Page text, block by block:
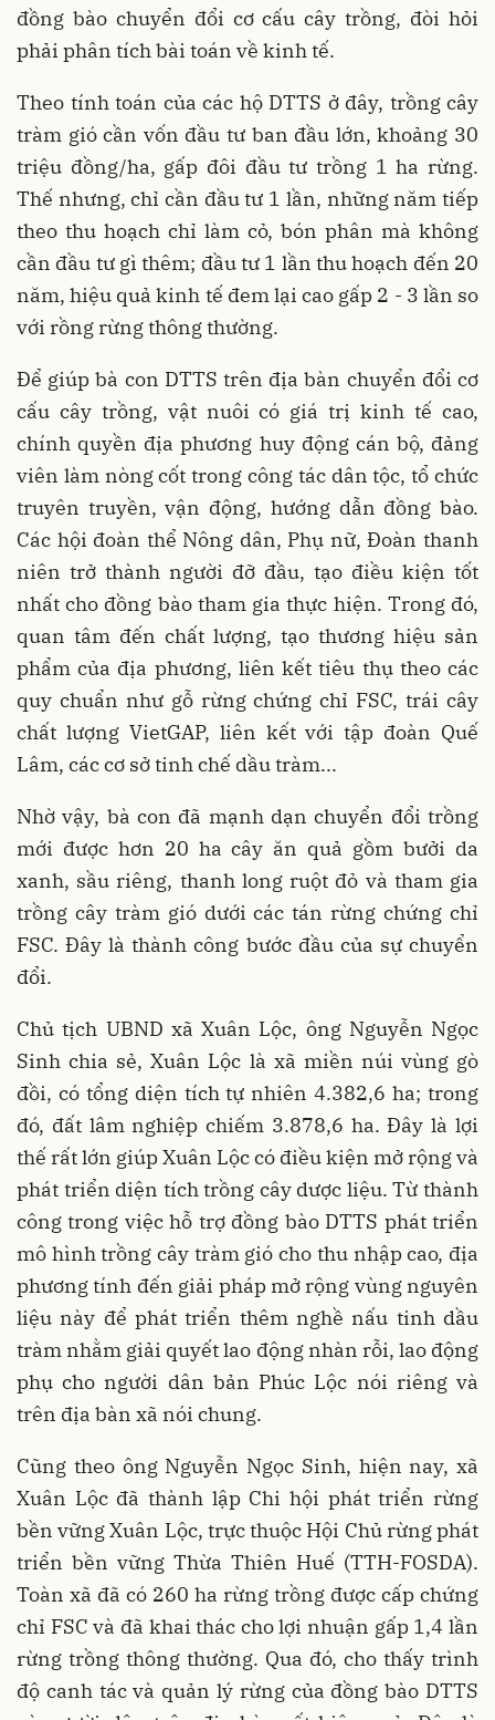
đồng bào chuyển đổi cơ cấu cây trồng, đòi hỏi
phải phân tích bài toán về kinh tế.
Theo tính toán của các hộ DTTS ở đây, trồng cây
tràm gió cần vốn đầu tư ban đầu lớn, khoảng 30
triệu đồng/ha, gấp đôi đầu tư trồng 1 ha rừng.
Thế nhưng, chỉ cần đầu tư 1 lần, những năm tiếp
theo thu hoạch chỉ làm cỏ, bón phân mà không
cần đầu tư gì thêm; đầu tư 1 lần thu hoạch đến 20
năm, hiệu quả kinh tế đem lại cao gấp 2 - 3 lần so
với rồng rừng thông thường.
Để giúp bà con DTTS trên địa bàn chuyển đổi cơ
cấu cây trồng, vật nuôi có giá trị kinh tế cao,
chính quyền địa phương huy động cán bộ, đảng
viên làm nòng cốt trong công tác dân tộc, tổ chức
truyên truyền, vận động, hướng dẫn đồng bào.
Các hội đoàn thể Nông dân, Phụ nữ, Đoàn thanh
niên trở thành người đỡ đầu, tạo điều kiện tốt
nhất cho đồng bào tham gia thực hiện. Trong đó,
quan tâm đến chất lượng, tạo thương hiệu sản
phẩm của địa phương, liên kết tiêu thụ theo các
quy chuẩn như gỗ rừng chứng chỉ FSC, trái cây
chất lượng VietGAP, liên kết với tập đoàn Quế
Lâm, các cơ sở tinh chế dầu tràm...
Nhờ vậy, bà con đã mạnh dạn chuyển đổi trồng
mới được hơn 20 ha cây ăn quả gồm bưởi da
xanh, sầu riêng, thanh long ruột đỏ và tham gia
trồng cây tràm gió dưới các tán rừng chứng chỉ
FSC. Đây là thành công bước đầu của sự chuyển
đổi.
Chủ tịch UBND xã Xuân Lộc, ông Nguyễn Ngọc
Sinh chia sẻ, Xuân Lộc là xã miền núi vùng gò
đồi, có tổng diện tích tự nhiên 4.382,6 ha; trong
đó, đất lâm nghiệp chiếm 3.878,6 ha. Đây là lợi
thế rất lớn giúp Xuân Lộc có điều kiện mở rộng và
phát triển diện tích trồng cây dược liệu. Từ thành
công trong việc hỗ trợ đồng bào DTTS phát triển
mô hình trồng cây tràm gió cho thu nhập cao, địa
phương tính đến giải pháp mở rộng vùng nguyên
liệu này để phát triển thêm nghề nấu tinh dầu
tràm nhằm giải quyết lao động nhàn rỗi, lao động
phụ cho người dân bản Phúc Lộc nói riêng và
trên địa bàn xã nói chung.
Cũng theo ông Nguyễn Ngọc Sinh, hiện nay, xã
Xuân Lộc đã thành lập Chi hội phát triển rừng
bền vững Xuân Lộc, trực thuộc Hội Chủ rừng phát
triển bền vững Thừa Thiên Huế (TTH-FOSDA).
Toàn xã đã có 260 ha rừng trồng được cấp chứng
chỉ FSC và đã khai thác cho lợi nhuận gấp 1,4 lần
rừng trồng thông thường. Qua đó, cho thấy trình
độ canh tác và quản lý rừng của đồng bào DTTS